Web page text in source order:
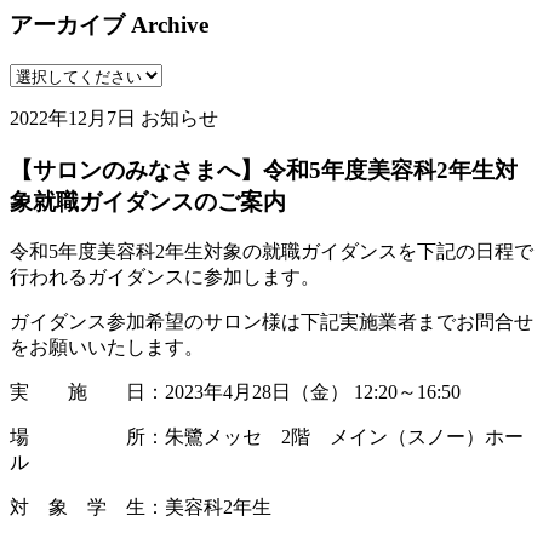
アーカイブ Archive
2022年12月7日 お知らせ
【サロンのみなさまへ】令和5年度美容科2年生対
象就職ガイダンスのご案内
令和5年度美容科2年生対象の就職ガイダンスを下記の日程で
行われるガイダンスに参加します。
ガイダンス参加希望のサロン様は下記実施業者までお問合せ
をお願いいたします。
実 施 日：2023年4月28日（金） 12:20～16:50
場 所：朱鷺メッセ 2階 メイン（スノー）ホー
ル
対 象 学 生：美容科2年生